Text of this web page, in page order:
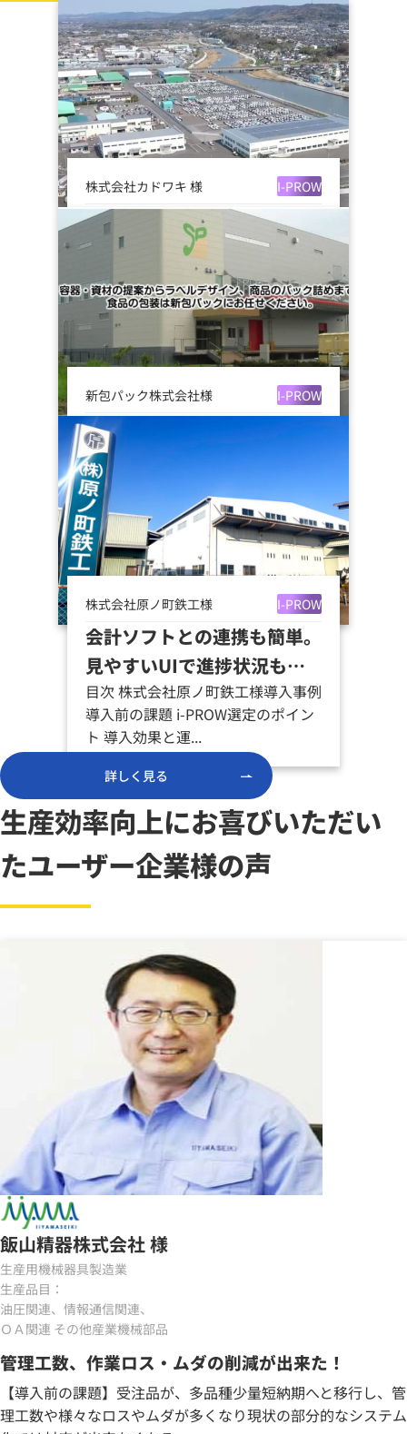
株式会社カドワキ 様 I-PROW
入力作業の負担を軽減し、必
要な情報を活用しやすく
目次 株式会社カドワキ様の強みと生
産管理システムi-PROW導入の経緯
導入前の課題 i-...
新包パック株式会社様 I-PROW
製造の予想と所要量計算がで
きるので管理が楽に！
同社は、前身企業である新英産業株
式会社時代に「OA機器類梱包」や
「食品関係の包装」を 手が...
株式会社原ノ町鉄工様 I-PROW
会計ソフトとの連携も簡単。
見やすいUIで進捗状況もリ
アルタイムに確認できるよう
になった！
目次 株式会社原ノ町鉄工様導入事例
導入前の課題 i-PROW選定のポイン
ト 導入効果と運...
詳しく見る
生産効率向上にお喜びいただい
たユーザー企業様の声
飯山精器株式会社 様
生産用機械器具製造業
生産品目：
油圧関連、情報通信関連、
ＯＡ関連 その他産業機械部品
管理工数、作業ロス・ムダの削減が出来た！
【導入前の課題】受注品が、多品種少量短納期へと移行し、管
理工数や様々なロスやムダが多くなり現状の部分的なシステム